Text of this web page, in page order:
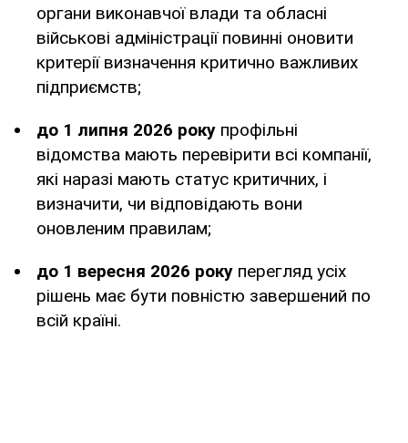
органи виконавчої влади та обласні
військові адміністрації повинні оновити
критерії визначення критично важливих
підприємств;
до 1 липня 2026 року профільні
відомства мають перевірити всі компанії,
які наразі мають статус критичних, і
визначити, чи відповідають вони
оновленим правилам;
до 1 вересня 2026 року перегляд усіх
рішень має бути повністю завершений по
всій країні.